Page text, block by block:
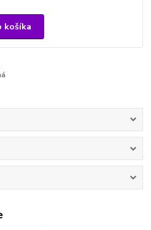
košíka